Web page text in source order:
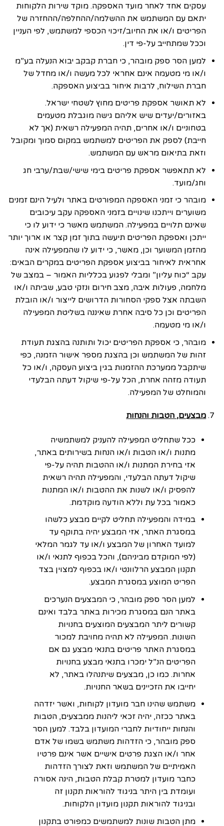
עסקים אחד לאחר מועד האספקה. מוקד שירות הלקוחות
יתאם עם המשתמש את ההשלמה/ההחלפה/ההחזרה של
הפריטים ו/או את החיוב/זיכוי הכספי למשתמש, לפי העניין
וככל שמתחייב על-פי דין.
למען הסר ספק מובהר, כי חברת קבקב יבוא הנעלה בע”מ
ו/או מי מטעמה אינם אחראי לכל מעשה ו/או מחדל של
חברת השילוח, לרבות איחור בביצוע האספקה.
לא תאושר אספקת פריטים מחוץ לשטחי ישראל.
באזורים/יעדים שיש אליהם גישה מוגבלת מטעמים
בטחוניים ו/או אחרים, תהיה המפעילה רשאית (אך לא
חייבת) לספק את הפריטים למשתמש במקום סמוך ומקובל
וזאת בתיאום מראש עם המשתמש.
לא תתאפשר אספקת פריטים בימי שישי/שבת/ערבי חג
וחג/מועד.
מובהר כי זמני האספקה המפורטים באתר ולעיל הינם זמנים
משוערים וייתכנו שינויים בזמני האספקה עקב עיכובים
שאינם תלויים במפעילה. המשתמש מאשר כי ידוע לו כי
ייתכן ואספקת הפריטים תיעשה בתוך זמן קצר או ארוך יותר
מהזמן המשוער וכן, מאשר, כי ידוע לו שהמפעילה אינה
אחראית לאיחור בביצוע אספקת הפריטים במקרים הבאים:
עקב “כוח עליון” ומבלי לפגוע בכלליות האמור – במצב של
מלחמה, פעולות איבה, מצב חירום ונזקי טבע, שביתה ו/או
השבתה אצל ספקי הסחורות הדרושים לייצור ו/או הובלת
הפריטים וכן כל סיבה אחרת שאיננה בשליטת המפעילה
ו/או מי מטעמה.
מובהר, כי אספקת הפריטים יכול ותותנה בהצגת תעודת
זהות של המשתמש וכן בהצגת מספר אישור הזמנה, כפי
שיתקבל ממערכת ההזמנות בגין ביצוע העסקה, ו/או כל
תעודה מזהה אחרת, הכל על-פי שיקול דעתה הבלעדי
והמוחלט של המפעילה.
מבצעים, הטבות והנחות
ככל שתחליט המפעילה להעניק למשתמשיה
מתנות ו/או הטבות ו/או הנחות בשירותים באתר,
אזי בחירת המתנות ו/או ההטבות תהיה על-פי
שיקול דעתה הבלעדי, והמפעילה תהיה רשאית
להפסיק ו/או לשנות את ההטבות ו/או המתנות
כאמור בכל עת וללא הודעה מוקדמת.
במידה והמפעילה תחליט לקיים מבצע כלשהו
במסגרת האתר, אזי המבצע יהיה בתוקף עד
למועד האחרון של המבצע ו/או עד לגמר המלאי
(לפי המוקדם מביניהם), והכל בכפוף לתנאי ו/או
תקנון המבצע הרלוונטי ו/או בכפוף למצוין בצד
הפריט המוצע במסגרת המבצע.
למען הסר ספק מובהר, כי המבצעים הנערכים
באתר הנם במסגרת מכירות באתר בלבד ואינם
קשורים ליתר המבצעים המוצעים בחנויות
השונות. המפעילה לא תהיה מחויבת למכור
במסגרת האתר פריטים בתנאי מבצע גם אם
הפריטים הנ”ל ימכרו בתנאי מבצע בחנויות
אחרות. כמו כן, מבצעים שיתנהלו באתר, לא
יחייבו את הזכיינים בשאר החנויות.
משתמש שהינו חבר מועדון לקוחות, ואשר יזדהה
באתר ככזה, יהיה זכאי ליהנות ממבצעים, הטבות
והנחות ייחודיות לחברי המועדון בלבד. למען הסר
ספק מובהר, כי הזדהות משתמש בשמו של אדם
אחר ו/או הצגת פרטים אישיים אשר אינם פרטיו
האמיתיים של המשתמש וזאת לצורך הזדהות
כחבר מועדון למטרת קבלת הטבות, הינה אסורה
ועומדת בין היתר בניגוד להוראות תקנון זה
ובניגוד להוראות תקנון מועדון הלקוחות.
מתן הטבות שונות למשתמשים כמפורט בתקנון